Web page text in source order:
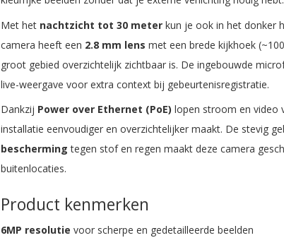
Met het nachtzicht tot 30 meter kun je ook in het donker
camera heeft een 2.8 mm lens met een brede kijkhoek
groot gebied overzichtelijk zichtbaar is. De ingebouwde
live-weergave voor extra context bij gebeurtenisregistratie.
Dankzij Power over Ethernet (PoE) lopen stroom en video
installatie eenvoudiger en overzichtelijker maakt. De stevig
bescherming tegen stof en regen maakt deze camera
buitenlocaties.
Product kenmerken
6MP resolutie voor scherpe en gedetailleerde beelden